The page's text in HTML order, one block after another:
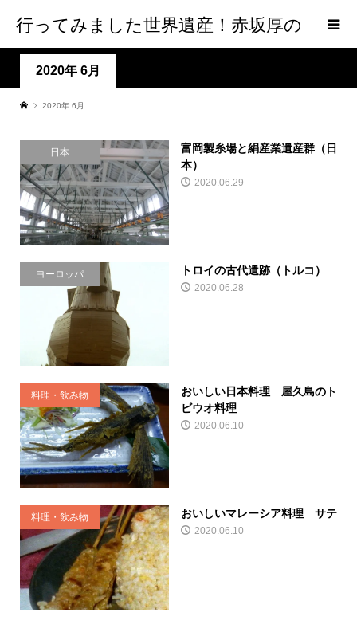
行ってみました世界遺産！赤坂厚の
world Heritage
2020年 6月
2020年 6月
日本
富岡製糸場と絹産業遺産群（日
本）
2020.06.29
ヨーロッパ トロイの古代遺跡（トルコ）
2020.06.28
料理・飲み物
おいしい日本料理 屋久島のト
ビウオ料理
2020.06.10
料理・飲み物 おいしいマレーシア料理 サテ
2020.06.10